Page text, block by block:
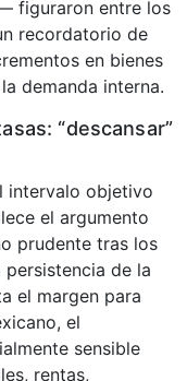
figuraron entre los
recordatorio de
en bienes
demanda interna.
“descansar”
intervalo objetivo
el argumento
prudente tras los
de la
el margen para
el
sensible
rentas,